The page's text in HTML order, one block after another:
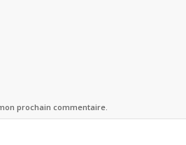
prochain commentaire.